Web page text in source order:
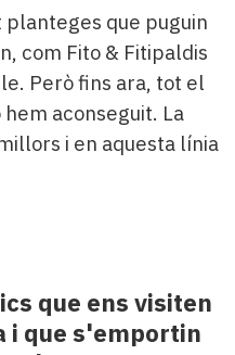
planteges que puguin
com Fito & Fitipaldis
Però fins ara, tot el
aconseguit. La
i en aquesta línia
que ens visiten
i que s'emportin